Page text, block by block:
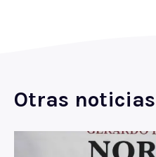
Otras noticias